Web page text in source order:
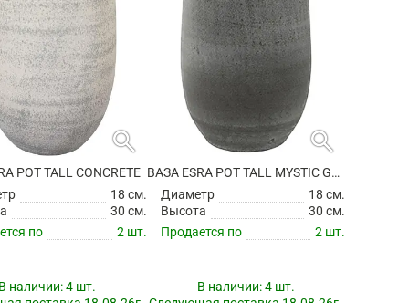
search
POT TALL CONCRETE
18 см.
30 см.
по
2 шт.
наличии:4 шт.
search
ВАЗА ESRA POT TALL MYSTIC GREY
Диаметр
18 см.
Высота
30 см.
Продается по
2 шт.
В наличии:4 шт.